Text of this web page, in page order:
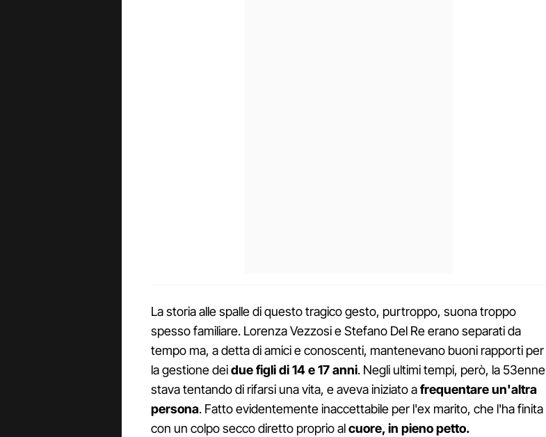
La storia alle spalle di questo tragico gesto, purtroppo, suona troppo
spesso familiare. Lorenza Vezzosi e Stefano Del Re erano separati da
tempo ma, a detta di amici e conoscenti, mantenevano buoni rapporti per
la gestione deidue figli di 14 e 17 anni. Negli ultimi tempi, però, la 53enne
stava tentando di rifarsi una vita, e aveva iniziato afrequentare un'altra
persona. Fatto evidentemente inaccettabile per l'ex marito, che l'ha finita
con un colpo secco diretto proprio alcuore, in pieno petto.